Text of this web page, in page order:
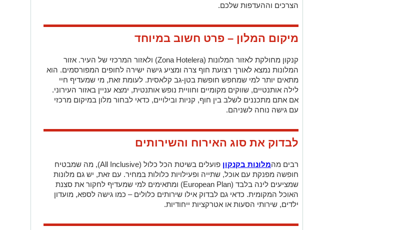
הצרכים וההעדפות שלכם.
מיקום המלון – פרט חשוב במיוחד
קנקון מחולקת לאזור המלונות (Zona Hotelera) ולאזור המרכזי של העיר. אזור
המלונות נמצא לאורך רצועת חוף צרה ומציע גישה ישירה לחופים המפורסמים. הוא
מתאים יותר למי שמחפש חופשת בטן-גב קלאסית. לעומת זאת, מי שמעדיף חיי
לילה אותנטיים, שווקים מקומיים וחוויית נופש אותנטית, ימצא עניין באזור העירוני.
אם אתם מתכננים לשלב בין חוף, קניות ובילויים, כדאי לבחור מלון במיקום מרכזי
עם גישה נוחה לשניהם.
לבדוק את סוג האירוח והשירותים
רבים מהמלונות בקנקון פועלים בשיטת הכל כלול (All Inclusive), מה שמבטיח
חופשה מפנקת עם אוכל, שתייה ופעילויות כלולות במחיר. עם זאת, יש גם מלונות
שמציעים לינה בלבד (European Plan) ומתאימים למי שמעדיף לחקור את סצנת
האוכל המקומית. כדאי גם לבדוק אילו שירותים כלולים – כמו גישה לספא, מועדון
ילדים, שירותי הסעות או אטרקציות ייחודיות.